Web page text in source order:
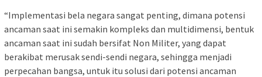
“Implementasi bela negara sangat penting, dimana potensi
ancaman saat ini semakin kompleks dan multidimensi, bentuk
ancaman saat ini sudah bersifat Non Militer, yang dapat
berakibat merusak sendi-sendi negara, sehingga menjadi
perpecahan bangsa, untuk itu solusi dari potensi ancaman